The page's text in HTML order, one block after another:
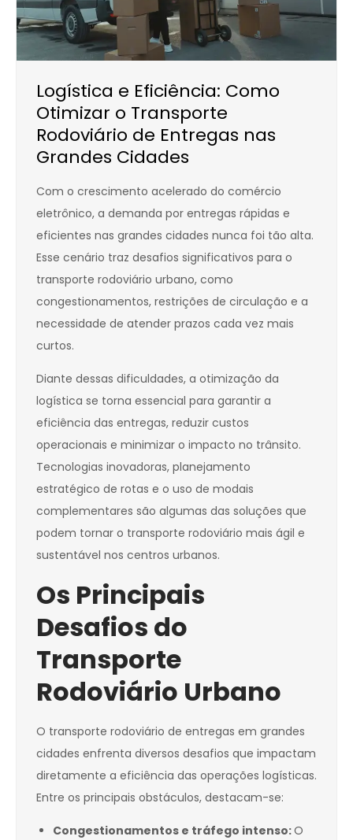
Logística e Eficiência: Como
Otimizar o Transporte
Rodoviário de Entregas nas
Grandes Cidades
Com o crescimento acelerado do comércio
eletrônico, a demanda por entregas rápidas e
eficientes nas grandes cidades nunca foi tão alta.
Esse cenário traz desafios significativos para o
transporte rodoviário urbano, como
congestionamentos, restrições de circulação e a
necessidade de atender prazos cada vez mais
curtos.
Diante dessas dificuldades, a otimização da
logística se torna essencial para garantir a
eficiência das entregas, reduzir custos
operacionais e minimizar o impacto no trânsito.
Tecnologias inovadoras, planejamento
estratégico de rotas e o uso de modais
complementares são algumas das soluções que
podem tornar o transporte rodoviário mais ágil e
sustentável nos centros urbanos.
Os Principais
Desafios do
Transporte
Rodoviário Urbano
O transporte rodoviário de entregas em grandes
cidades enfrenta diversos desafios que impactam
diretamente a eficiência das operações logísticas.
Entre os principais obstáculos, destacam-se:
Congestionamentos e tráfego intenso:O